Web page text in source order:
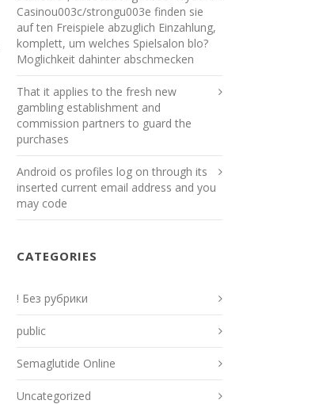
Casinou003c/strongu003e finden sie
auf ten Freispiele abzuglich Einzahlung,
komplett, um welches Spielsalon blo?
Moglichkeit dahinter abschmecken
That it applies to the fresh new
gambling establishment and
commission partners to guard the
purchases
Android os profiles log on through its
inserted current email address and you
may code
CATEGORIES
! Без рубрики
public
Semaglutide Online
Uncategorized